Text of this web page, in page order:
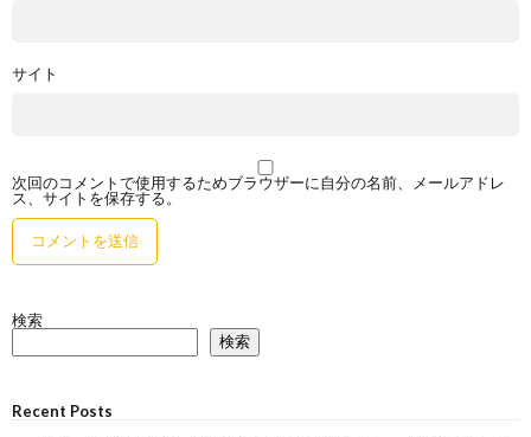
サイト
次回のコメントで使用するためブラウザーに自分の名前、メールアドレ
ス、サイトを保存する。
検索
検索
Recent Posts